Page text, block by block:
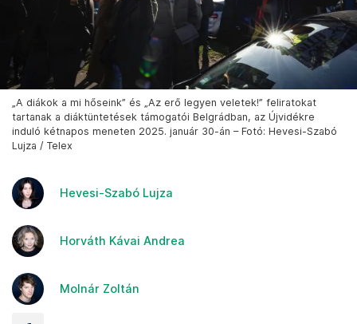
„A diákok a mi hőseink” és „Az erő legyen veletek!” feliratokat
tartanak a diáktüntetések támogatói Belgrádban, az Újvidékre
induló kétnapos meneten 2025. január 30-án – Fotó: Hevesi-Szabó
Lujza / Telex
Hevesi-Szabó Lujza
Horváth Kávai Andrea
Molnár Zoltán